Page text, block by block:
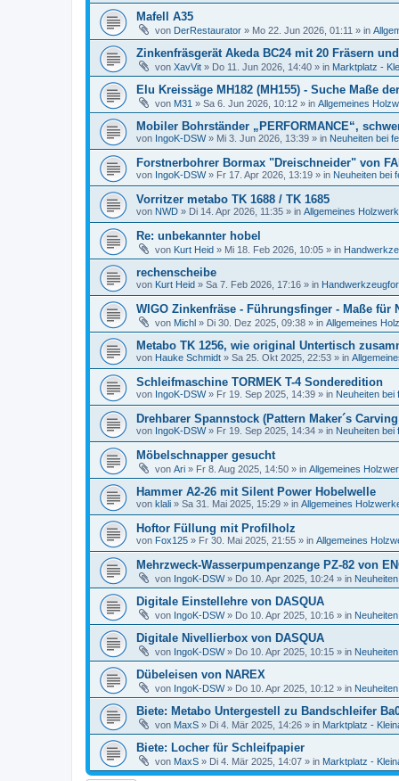
Mafell A35
von DerRestaurator » Mo 22. Jun 2026, 01:11 » in
Zinkenfräsgerät Akeda BC24 mit 20 Fräsern
von XavVit » Do 11. Jun 2026, 14:40 » in Marktplatz -
Elu Kreissäge MH182 (MH155) - Suche Maße
von M31 » Sa 6. Jun 2026, 10:12 » in Allgemeines
Mobiler Bohrständer „PERFORMANCE“,
von IngoK-DSW» Mi 3. Jun 2026, 13:39 » in Neuheiten bei
Forstnerbohrer Bormax "Dreischneider" von
von IngoK-DSW» Fr 17. Apr 2026, 13:19 » in Neuheiten bei
Vorritzer metabo TK 1688 / TK 1685
von NWD » Di 14. Apr 2026, 11:35 » in Allgemeines
Re: unbekannter hobel
von Kurt Heid » Mi 18. Feb 2026, 10:05 » in
rechenscheibe
von Kurt Heid » Sa 7. Feb 2026, 17:16 » in
WIGO Zinkenfräse - Führungsfinger - Maße für
von Michl » Di 30. Dez 2025, 09:38 » in Allgemeines
Metabo TK 1256, wie original Untertisch
von Hauke Schmidt » Sa 25. Okt 2025, 22:53 » in
Schleifmaschine TORMEK T-4 Sonderedition
von IngoK-DSW» Fr 19. Sep 2025, 14:39 » in Neuheiten bei
Drehbarer Spannstock (Pattern Maker´s
von IngoK-DSW» Fr 19. Sep 2025, 14:34 » in Neuheiten bei
Möbelschnapper gesucht
von Ari » Fr 8. Aug 2025, 14:50 » in Allgemeines
Hammer A2-26 mit Silent Power Hobelwelle
von klali » Sa 31. Mai 2025, 15:29 » in Allgemeines
Hoftor Füllung mit Profilholz
von Fox125 » Fr 30. Mai 2025, 21:55 » in Allgemeines
Mehrzweck-Wasserpumpenzange PZ-82 von
von IngoK-DSW» Do 10. Apr 2025, 10:24 » in
Digitale Einstellehre von DASQUA
von IngoK-DSW» Do 10. Apr 2025, 10:16 » in
Digitale Nivellierbox von DASQUA
von IngoK-DSW» Do 10. Apr 2025, 10:15 » in
Dübeleisen von NAREX
von IngoK-DSW» Do 10. Apr 2025, 10:12 » in
Biete: Metabo Untergestell zu Bandschleifer
von MaxS » Di 4. Mär 2025, 14:26 » in Marktplatz -
Biete: Locher für Schleifpapier
von MaxS » Di 4. Mär 2025, 14:07 » in Marktplatz -